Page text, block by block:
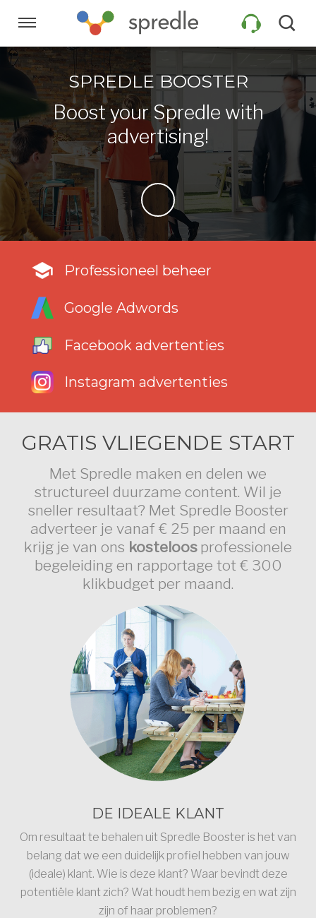
links
over
Spring
naar
de
inhoud
Spring
naar
navigatie
HOME
PRODUCTEN
KLANTEN
INFORMATIE
AAN DE SLAG ››
SPREDLE BOOSTER
Boost your Spredle with
advertising!
Professioneel beheer
Google Adwords
Facebook advertenties
Instagram advertenties
GRATIS VLIEGENDE START
Met Spredle maken en delen we
structureel duurzame content. Wil je
sneller resultaat? Met Spredle Booster
adverteer je vanaf € 25 per maand en
krijg je van ons kosteloos professionele
begeleiding en rapportage tot € 300
klikbudget per maand.
DE IDEALE KLANT
Om resultaat te behalen uit Spredle Booster is het van
belang dat we een duidelijk profiel hebben van jouw
(ideale) klant. Wie is deze klant? Waar bevindt deze
potentiële klant zich? Wat houdt hem bezig en wat zijn
zijn of haar problemen?